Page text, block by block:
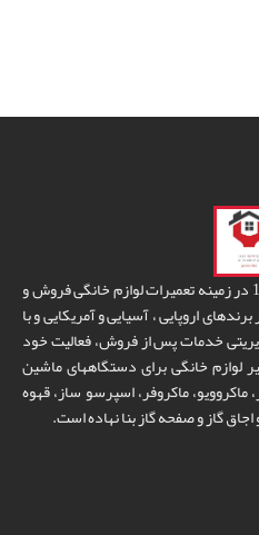
این شرکت فعالیت خود را از سال 1384 در زمینه تعمیرات لوازم خانگی فروش و
اروپایی ، آسیایی و آمریکایی و با
خدمات پس از فروش، فعالیت خود
لوازم خانگی برای دستگاههای ماشین
ماکروفر، اسپرسو ساز، قهوه
گاز و صفحه گاز بنا نهاده است.